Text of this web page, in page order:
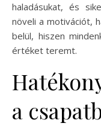
haladásukat, és
növeli a motivációt,
belül, hiszen
értéket teremt.
a